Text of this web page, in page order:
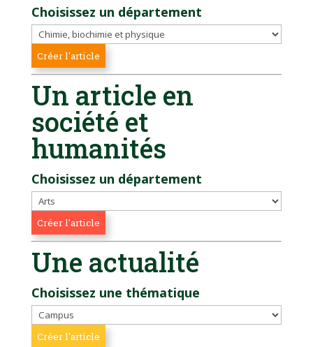
Choisissez un département
Un article en
société et
humanités
Choisissez un département
Une actualité
Choisissez une thématique